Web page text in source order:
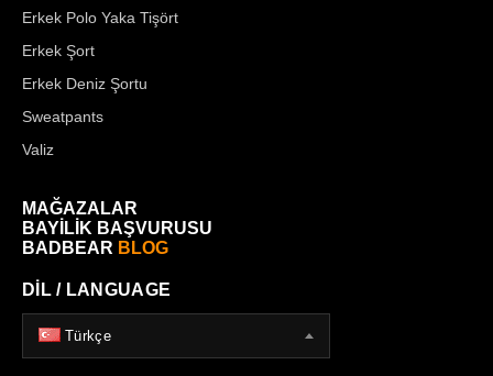
Erkek Polo Yaka Tişört
Erkek Şort
Erkek Deniz Şortu
Sweatpants
Valiz
MAĞAZALAR
BAYİLİK BAŞVURUSU
BADBEAR BLOG
DİL / LANGUAGE
Türkçe